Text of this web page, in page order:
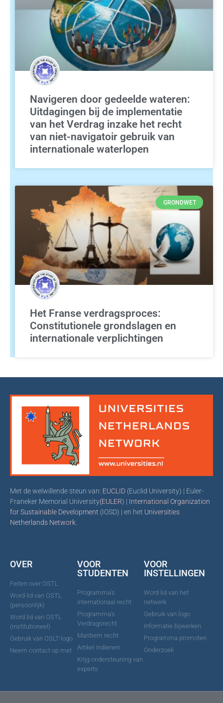
Navigeren door gedeelde wateren:
Uitdagingen bij de implementatie
van het Verdrag inzake het recht
van niet-navigatoir gebruik van
internationale waterlopen
GRONDWET
Het Franse verdragsproces:
Constitutionele grondslagen en
internationale verplichtingen
Met de welwillende steun van: EUCLID (Euclid University) | Euler-
Franeker Memorial University(EULER) | International Organization
for Sustainable Development (IOSD) | en het Universities
Netherlands Network
OVER
Feiten over OSTL
Word lid van OSTL
(persoonlijk)
Word lid van OSTL
(institutioneel)
Gebruik van OSLT-logo
Neem contact op met
VOOR
STUDENTEN
Programma's
internationaal recht
Programma's
Verdragsrecht
Maritiem recht
Artikel indienen
Krijg ondersteuning van
experts
VOOR
INSTELLINGEN
Word lid van het
netwerk
Gebruik van logo
Informatie bijwerken
Programma promoten
Onderzoek